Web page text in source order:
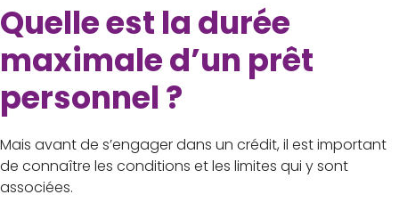
Quelle est la durée
maximale d’un prêt
personnel ?
Mais avant de s’engager dans un crédit, il est important
de connaître les conditions et les limites qui y sont
associées.